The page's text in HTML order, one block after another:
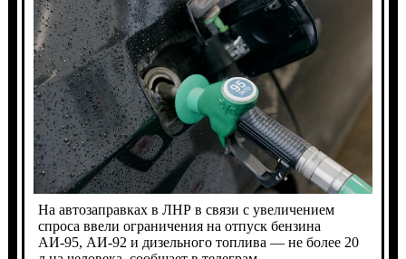
На автозаправках в ЛНР в связи с увеличением
спроса ввели ограничения на отпуск бензина
АИ-95, АИ-92 и дизельного топлива — не более 20